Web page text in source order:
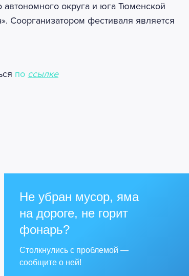
округа и юга Тюменской
Соорганизатором фестиваля является
по ссылке
Не убран мусор, яма
на дороге, не горит
фонарь?
Столкнулись с проблемой —
сообщите о ней!